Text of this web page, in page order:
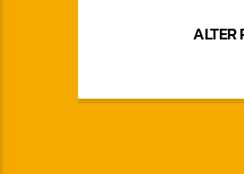
ALTER